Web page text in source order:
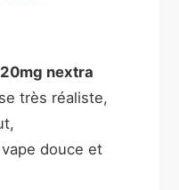
nextra
très réaliste,
douce et